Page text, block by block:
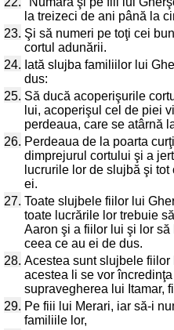
la treizeci de ani până la
23. Şi să numeri pe toţi cei
cortul adunării.
24. Iată slujba familiilor lui
dus:
25. Să ducă acoperişurile
lui, acoperişul cel de piei
perdeaua, care se atârnă
26. Perdeaua de la poarta
dimprejurul cortului şi a
lucrurile lor de slujbă şi
ei.
27. Toate slujbele fiilor lui
toate lucrările lor trebuie
Aaron şi a fiilor lui şi lor
ceea ce au ei de dus.
28. Acestea sunt slujbele
acestea li se vor
supravegherea lui Itamar,
29. Pe fiii lui Merari, iar să-i
familiile lor,